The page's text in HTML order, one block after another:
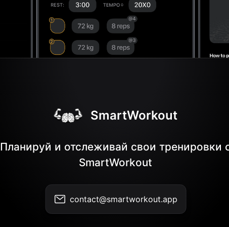
SmartWorkout
Планируй и отслеживай свои тренировки
SmartWorkout
contact@smartworkout.app